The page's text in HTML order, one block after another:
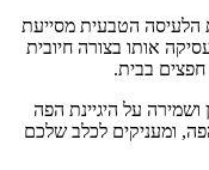
הלעיסה הטבעית מסייעת
אותו בצורה חיובית
בבית.
ושמירה על היגיינת הפה
ומעניקים לכלב שלכם